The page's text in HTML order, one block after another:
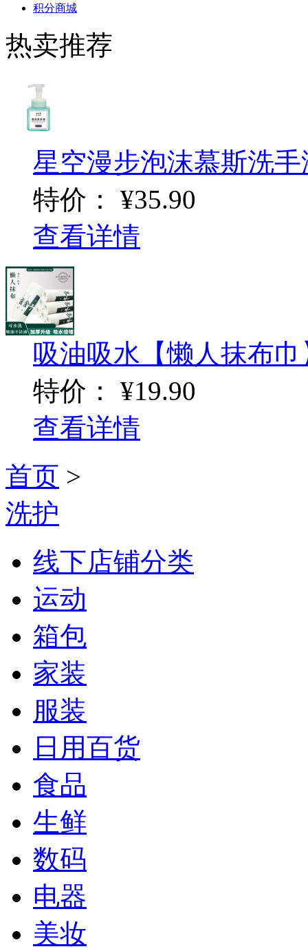
积分商城
热卖推荐
星空漫步泡沫慕斯洗手
特价：
¥35.90
查看详情
吸油吸水【懒人抹布
特价：
¥19.90
查看详情
首页 >
洗护
线下店铺分类
运动
箱包
家装
服装
日用百货
食品
生鲜
数码
电器
美妆